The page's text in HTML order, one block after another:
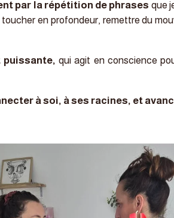
par la répétition de phrases que
en profondeur, remettre du
puissante, qui agit en conscience
à soi, à ses racines, et